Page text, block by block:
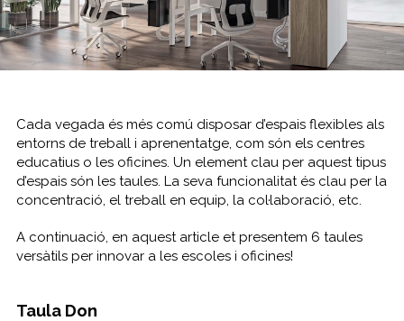
Cada vegada és més comú disposar d’espais flexibles als
entorns de treball i aprenentatge, com són els centres
educatius o les oficines. Un element clau per aquest tipus
d’espais són les taules. La seva funcionalitat és clau per la
concentració, el treball en equip, la col·laboració, etc.
A continuació, en aquest article et presentem 6 taules
versàtils per innovar a les escoles i oficines!
Taula Don